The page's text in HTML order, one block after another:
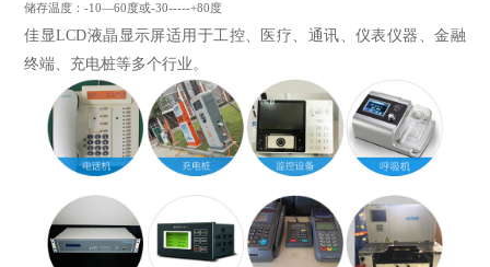
储存温度：-10—60度或-30-----+80度
佳显LCD液晶显示屏适用于工控、医疗、通讯、仪表仪器、金融
终端、充电桩等多个行业。